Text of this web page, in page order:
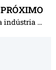
PRÓXIMO
10 problemas na indústria causados pela falta de planejamento estratégico